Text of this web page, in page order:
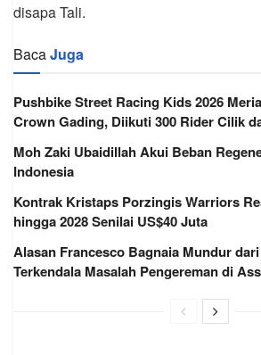
disapa Tali.
BacaJuga
Pushbike Street Racing Kids 2026
Crown Gading, Diikuti 300 Rider Cilik
Moh Zaki Ubaidillah Akui Beban
Indonesia
Kontrak Kristaps Porzingis Warriors
hingga 2028 Senilai US$40 Juta
Alasan Francesco Bagnaia Mundur
Terkendala Masalah Pengereman di